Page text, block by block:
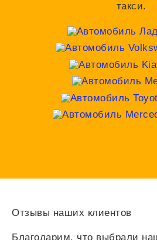
такси.
Отзывы наших клиентов
Благодарим, что выбрали